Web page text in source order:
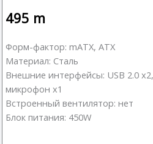
495 m
Форм-фактор: mATX, ATX
Материал: Сталь
Внешние интерфейсы: USB 2.0
микрофон х1
Встроенный вентилятор: нет
Блок питания: 450W